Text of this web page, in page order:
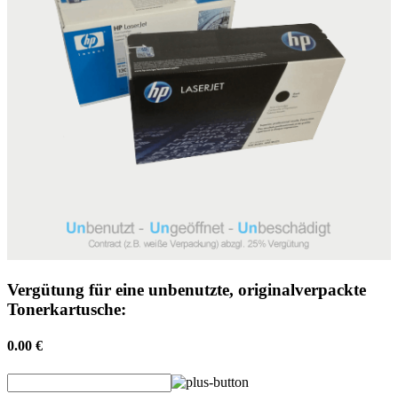
Vergütung für eine unbenutzte, originalverpackte
Tonerkartusche:
0.00 €